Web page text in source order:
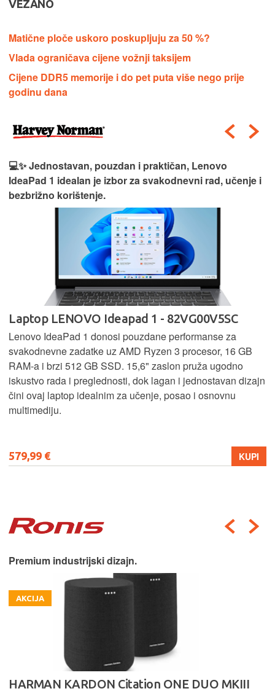
VEZANO
Matične ploče uskoro poskupljuju za 50 %?
Vlada ograničava cijene vožnji taksijem
Cijene DDR5 memorije i do pet puta više nego prije
godinu dana
💻✨ Jednostavan, pouzdan i praktičan, Lenovo
IdeaPad 1 idealan je izbor za svakodnevni rad, učenje i
bezbrižno korištenje.
Laptop LENOVO Ideapad 1 - 82VG00V5SC
Lenovo IdeaPad 1 donosi pouzdane performanse za
svakodnevne zadatke uz AMD Ryzen 3 procesor, 16 GB
RAM-a i brzi 512 GB SSD. 15,6" zaslon pruža ugodno
iskustvo rada i preglednosti, dok lagan i jednostavan dizajn
čini ovaj laptop idealnim za učenje, posao i osnovnu
multimediju.
579,99 € KUPI
Premium industrijski dizajn.
AKCIJA
HARMAN KARDON Citation ONE DUO MKIII